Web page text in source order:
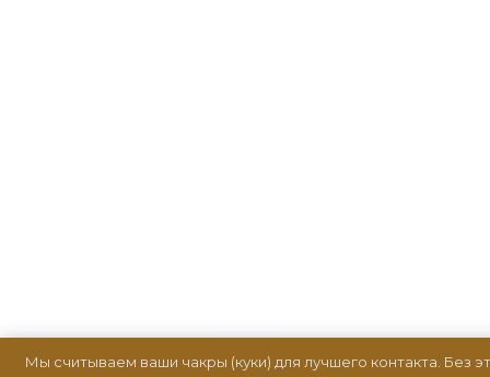
Мы считываем ваши чакры (куки) для лучшего контакта. Без